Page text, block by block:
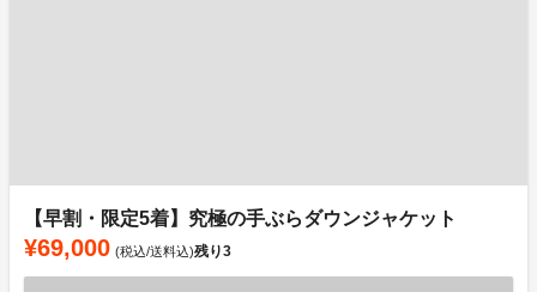
【早割・限定5着】究極の手ぶらダウンジャケット
¥69,000 (税込/送料込)残り3